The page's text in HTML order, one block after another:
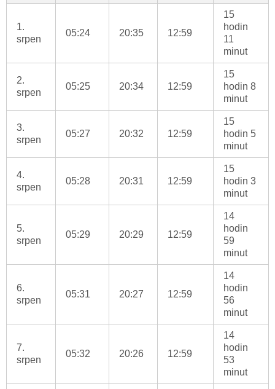
1.
srpen
05:24 20:35 12:59
15
hodin
11
minut
2.
srpen
05:25 20:34 12:59
15
hodin 8
minut
3.
srpen
05:27 20:32 12:59
15
hodin 5
minut
4.
srpen
05:28 20:31 12:59
15
hodin 3
minut
5.
srpen
05:29 20:29 12:59
14
hodin
59
minut
6.
srpen
05:31 20:27 12:59
14
hodin
56
minut
7.
srpen
05:32 20:26 12:59
14
hodin
53
minut